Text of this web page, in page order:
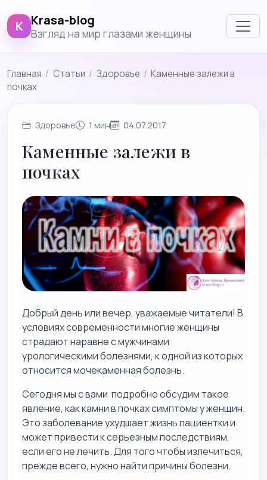
K Krasa-blog
Взгляд на мир глазами женщины
Главная / Cтатьи / Здоровье / Каменные залежи в
почках
Здоровье 1 мин 04.07.2017
Каменные залежи в
почках
Добрый день или вечер, уважаемые читатели! В
условиях современности многие женщины
страдают наравне с мужчинами
урологическими болезнями, к одной из которых
относится мочекаменная болезнь.
Сегодня мы с вами подробно обсудим такое
явление, как камни в почках симптомы у женщин.
Это заболевание ухудшает жизнь пациентки и
может привести к серьезным последствиям,
если его не лечить. Для того чтобы излечиться,
прежде всего, нужно найти причины болезни.